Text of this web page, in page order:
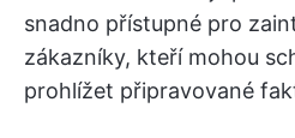
snadno přístupné pro
zákazníky, kteří mohou
prohlížet připravované